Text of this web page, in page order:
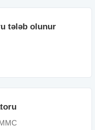
tələb olunur